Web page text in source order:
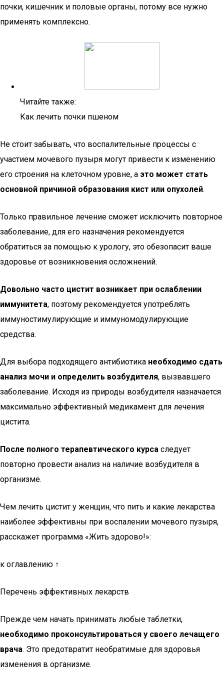
почки, кишечник и половые органы, потому все нужно
применять комплексно.
Читайте также:
Как лечить почки пшеном
Не стоит забывать, что воспалительные процессы с
участием мочевого пузыря могут привести к изменению
его строения на клеточном уровне, а это может стать
основной причиной образования кист или опухолей.
Только правильное лечение сможет исключить повторное
заболевание, для его назначения рекомендуется
обратиться за помощью к урологу, это обезопасит ваше
здоровье от возникновения осложнений.
Довольно часто цистит возникает при ослаблении
иммунитета, поэтому рекомендуется употреблять
иммуностимулирующие и иммуномодулирующие
средства.
Для выбора подходящего антибиотика необходимо сдать
анализ мочи и определить возбудителя, вызвавшего
заболевание. Исходя из природы возбудителя назначается
максимально эффективный медикамент для лечения
цистита.
После полного терапевтического курса следует
повторно провести анализ на наличие возбудителя в
организме.
Чем лечить цистит у женщин, что пить и какие лекарства
наиболее эффективны при воспалении мочевого пузыря,
расскажет программа «Жить здорово!»:
к оглавлению ↑
Перечень эффективных лекарств
Прежде чем начать принимать любые таблетки,
необходимо проконсультироваться у своего лечащего
врача. Это предотвратит необратимые для здоровья
изменения в организме.